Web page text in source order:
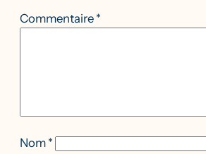
Commentaire *
Nom *